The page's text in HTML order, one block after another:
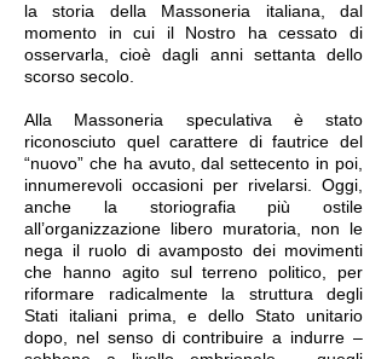
la storia della Massoneria italiana, dal
momento in cui il Nostro ha cessato di
osservarla, cioè dagli anni settanta dello
scorso secolo.
Alla Massoneria speculativa è stato
riconosciuto quel carattere di fautrice del
“nuovo” che ha avuto, dal settecento in poi,
innumerevoli occasioni per rivelarsi. Oggi,
anche la storiografia più ostile
all’organizzazione libero muratoria, non le
nega il ruolo di avamposto dei movimenti
che hanno agito sul terreno politico, per
riformare radicalmente la struttura degli
Stati italiani prima, e dello Stato unitario
dopo, nel senso di contribuire a indurre ‒